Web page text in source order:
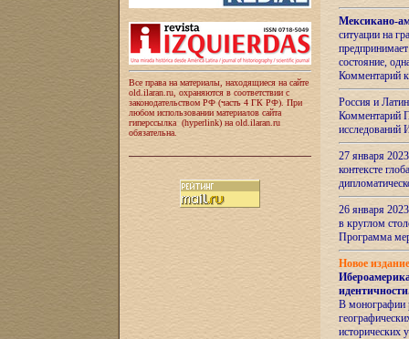
Все права на материалы, находящиеся на сайте
old.ilaran.ru, охраняются в соответствии с
законодательством РФ (часть 4 ГК РФ). При
любом использовании материалов сайта
гиперссылка (hyperlink) на old.ilaran.ru
обязательна.
Мексикано-
ситуации на
состояние,
Комментарий
Россия и
Комментарий
27 января
контексте
26 января
в круглом
Программа
Новое
идентичности
В монографии
исторических